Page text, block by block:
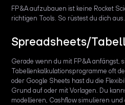
FP&A aufzubauen ist keine Rocket
richtigen Tools. So rüstest du dich aus.
Spreadsheets/
Gerade wenn du mit FP&A anfängst,
Tabellenkalkulationsprogramme oft
oder Google Sheets hast du die
Grund auf oder mit Vorlagen. Du
modellieren, Cashflow simulieren